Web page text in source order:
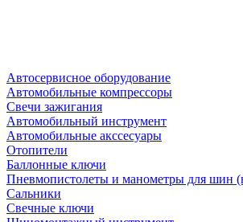
Автосервисное оборудование
Автомобильные компрессоры
Свечи зажигания
Автомобильный инструмент
Автомобильные акссесуары
Отопители
Баллонные ключи
Пневмопистолеты и манометры для шин
Сальники
Свечные ключи